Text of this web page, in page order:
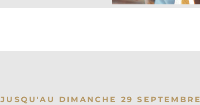
JUSQU'AU DIMANCHE 29 SEPTEMBRE